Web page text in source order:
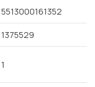
5513000161352
1375529
1